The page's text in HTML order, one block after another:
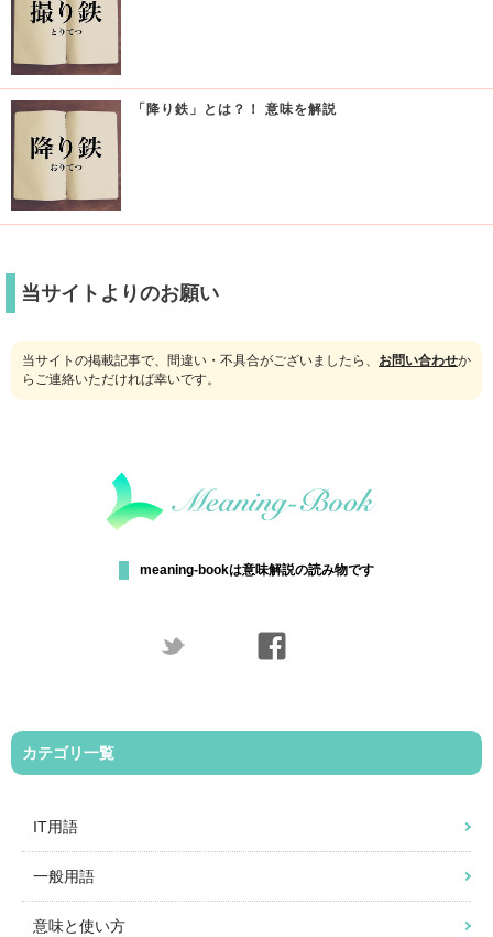
「降り鉄」とは？！ 意味を解説
当サイトよりのお願い
当サイトの掲載記事で、間違い・不具合がございましたら、 お問い合わせか
らご連絡いただければ幸いです。
meaning-bookは意味解説の読み物です
カテゴリ一覧
IT用語
一般用語
意味と使い方